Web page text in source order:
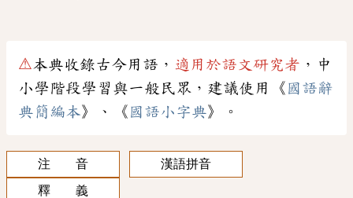
⚠本典收錄古今用語， 適用於語文研究者 ，中
小學階段學習與一般民眾，建議使用《 國語辭
典簡編本》、《 國語小字典》。
注 音
漢語拼音
釋 義